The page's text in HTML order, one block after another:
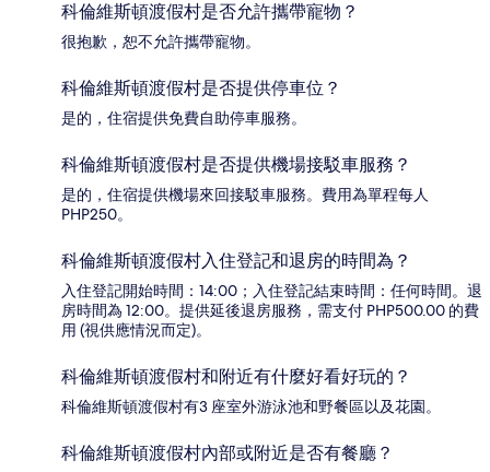
科倫維斯頓渡假村是否允許攜帶寵物？
很抱歉，恕不允許攜帶寵物。
科倫維斯頓渡假村是否提供停車位？
是的，住宿提供免費自助停車服務。
科倫維斯頓渡假村是否提供機場接駁車服務？
是的，住宿提供機場來回接駁車服務。費用為單程每人
PHP250。
科倫維斯頓渡假村入住登記和退房的時間為？
入住登記開始時間：14:00；入住登記結束時間：任何時間。退
房時間為 12:00。提供延後退房服務，需支付 PHP500.00 的費
用 (視供應情況而定)。
科倫維斯頓渡假村和附近有什麼好看好玩的？
科倫維斯頓渡假村有3 座室外游泳池和野餐區以及花園。
科倫維斯頓渡假村內部或附近是否有餐廳？